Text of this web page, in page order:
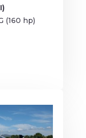
(160 hp)